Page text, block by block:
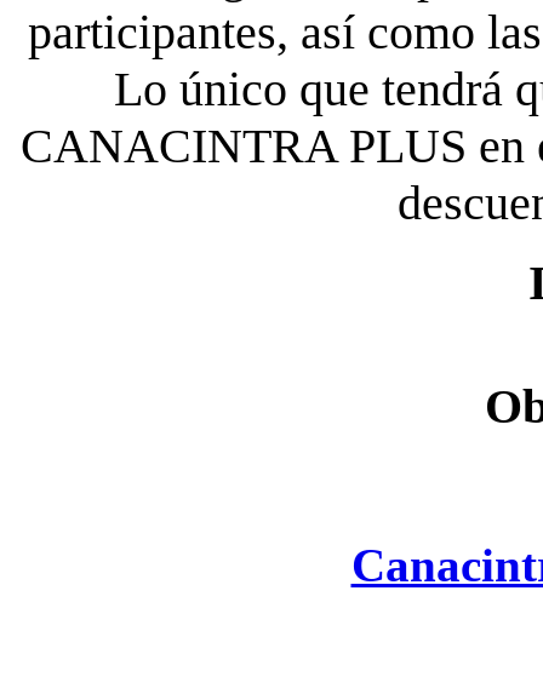
participantes, así como
Lo único que tendrá
CANACINTRA PLUS en